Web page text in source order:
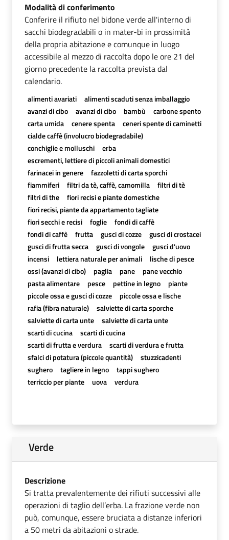
Modalità di conferimento
Conferire il rifiuto nel bidone verde all'interno di
sacchi biodegradabili o in mater-bi in prossimità
della propria abitazione e comunque in luogo
accessibile al mezzo di raccolta dopo le ore 21 del
giorno precedente la raccolta prevista dal
calendario.
alimenti avariati
alimenti scaduti senza imballaggio
avanzi di cibo
avanzi di cibo bambù
carbone spento
carta umida
cenere spenta
ceneri spente di caminetti
cialde caffè (involucro biodegradabile)
conchiglie e molluschi
erba
escrementi, lettiere di piccoli animali domestici
farinacei in genere
fazzoletti di carta sporchi
fiammiferi
filtri da tè, caffè, camomilla
filtri di tè
filtri di the
fiori recisi e piante domestiche
fiori recisi, piante da appartamento tagliate
fiori secchi e recisi
foglie
fondi di caffè
fondi di caffè
frutta gusci di cozze
gusci di crostacei
gusci di frutta secca
gusci di vongole
gusci d'uovo
incensi
lettiera naturale per animali
lische di pesce
ossi (avanzi di cibo)
paglia pane
pane vecchio
pasta alimentare
pesce pettine in legno
piante
piccole ossa e gusci di cozze
piccole ossa e lische
rafia (fibra naturale)
salviette di carta sporche
salviette di carta unte
salviette di carta unte
scarti di cucina
scarti di cucina
scarti di frutta e verdura
scarti di verdura e frutta
sfalci di potatura (piccole quantità)
stuzzicadenti
sughero
tagliere in legno
tappi sughero
terriccio per piante
uova verdura
Verde
Descrizione
Si tratta prevalentemente dei rifiuti successivi alle
operazioni di taglio dell’erba. La frazione verde non
può, comunque, essere bruciata a distanze inferiori
a 50 metri da abitazioni o strade.